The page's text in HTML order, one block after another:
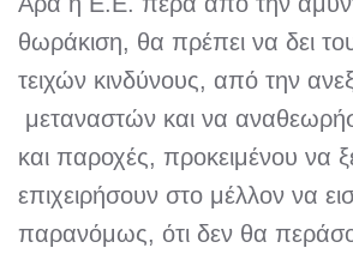
θωράκιση, θα πρέπει να δει
τειχών κινδύνους, από την
μεταναστών και να
και παροχές, προκειμένου να
επιχειρήσουν στο μέλλον να
παρανόμως, ότι δεν θα